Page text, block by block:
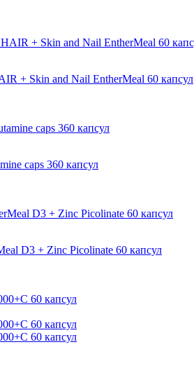
+ Skin and Nail EntherMeal 60 капсул
caps 360 капсул
D3 + Zinc Picolinate 60 капсул